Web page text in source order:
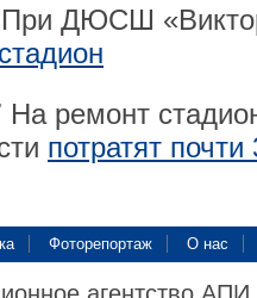
При ДЮСШ
На ремонт
потратят
Фоторепортаж О нас